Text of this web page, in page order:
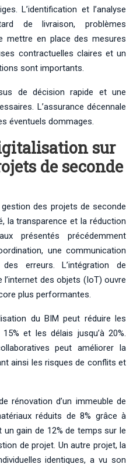
L’identification et l’analyse
de livraison, problèmes
mettre en place des mesures
contractuelles claires et un
sont importants.
de décision rapide et une
L’assurance décennale
éventuels dommages.
sur
de seconde
des projets de seconde
la transparence et la réduction
présentés précédemment
une communication
erreurs. L’intégration de
l’internet des objets (IoT) ouvre
plus performantes.
du BIM peut réduire les
et les délais jusqu’à 20%.
peut améliorer la
ainsi les risques de conflits et
rénovation d’un immeuble de
réduits de 8% grâce à
un gain de 12% de temps sur le
de projet. Un autre projet, la
identiques, a vu son